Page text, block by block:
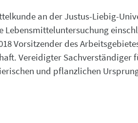
an der Justus-Liebig-
Lebensmitteluntersuchung
Vorsitzender des
Vereidigter Sachverständiger
und pflanzlichen